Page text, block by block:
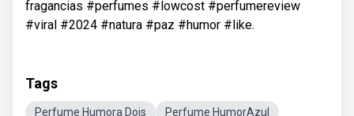
fragancias #perfumes #lowcost #perfumereview
#viral #2024 #natura #paz #humor #like.
Tags
Perfume Humora Dois
Perfume HumorAzul